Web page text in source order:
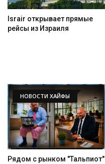
Israir открывает прямые
рейсы из Израиля
НОВОСТИ ХАЙФЫ
Рядом с рынком "Тальпиот"